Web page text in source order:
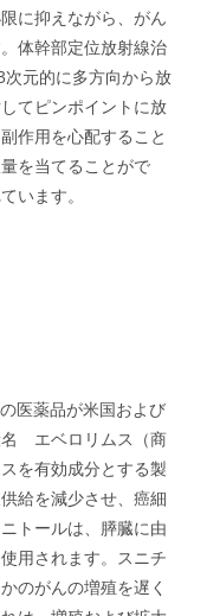
に抑えながら、がん
体幹部定位放射線治
次元的に多方向から放
てピンポイントに放
作用を心配すること
を当てることがで
います。
医薬品が米国および
名 エベロリムス（商
を有効成分とする製
給を減少させ、癌細
トールは、膵臓に由
用されます。スニチ
のがんの増殖を遅く